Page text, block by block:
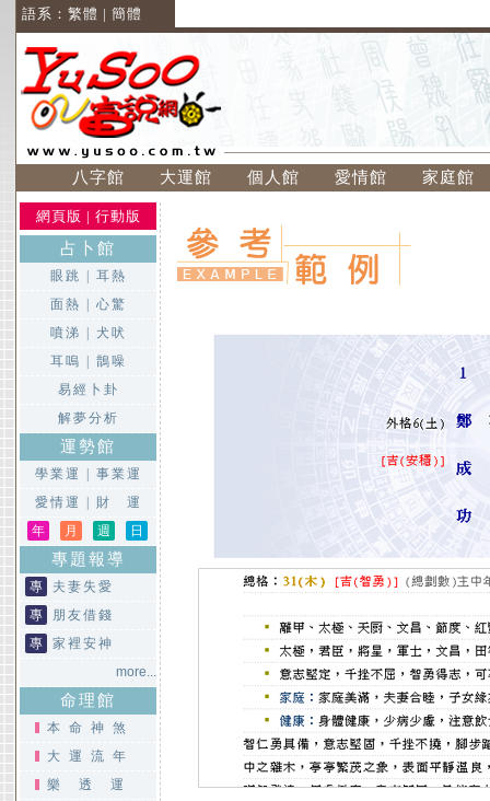
語系： 繁體 | 簡體
八字館 大運館 個人館 愛情館 家庭館
網頁版 | 行動版
占卜館
眼跳
耳熱
面熱
心驚
噴涕
犬吠
耳嗚
鵲噪
易經卜卦
解夢分析
運勢館
學業運
事業運
愛情運
財 運
年
月 週 日
專題報導
專
夫妻失愛
專
朋友借錢
專
家裡安神
more...
命理館
本命神煞
大運流年
樂透運